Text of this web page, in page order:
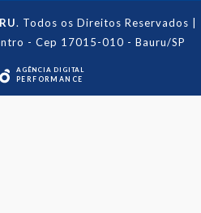
. Todos os Direitos Reservados |
- Cep 17015-010 - Bauru/SP
AGÊNCIA DIGITAL
PERFORMANCE